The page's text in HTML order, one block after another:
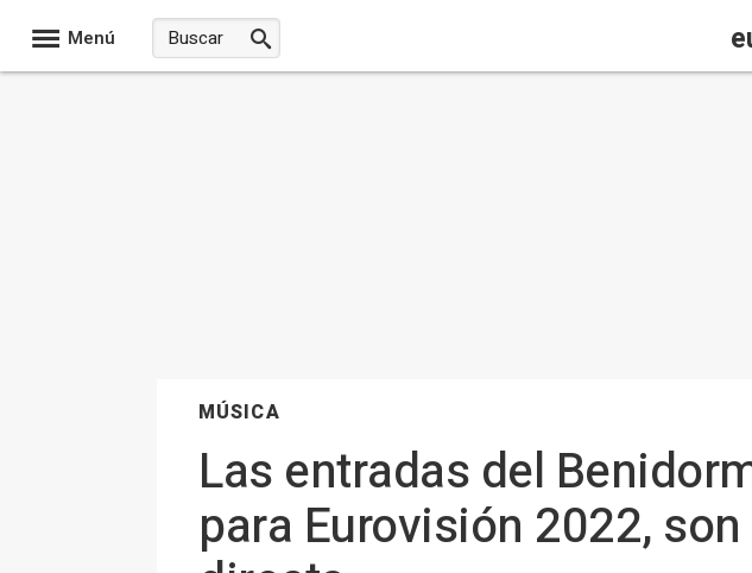
Menú
MÚSICA
Las entradas del
para Eurovisión 2022,